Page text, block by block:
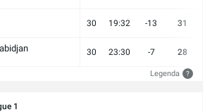
30 19:32 -13 31
30 23:30 -7 28
Legenda ?
1